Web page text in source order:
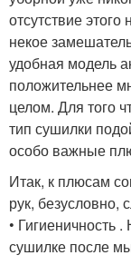
отсутствие
некое
удобная модель
положительнее
целом. Для того
тип сушилки
особо важные
Итак, к плюсам
рук, безусловно,
• Гигиеничность
сушилке после